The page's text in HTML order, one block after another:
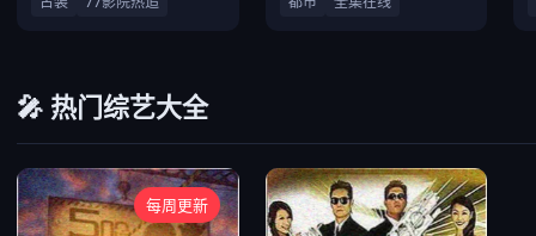
🎤 热门综艺大全
每周更新